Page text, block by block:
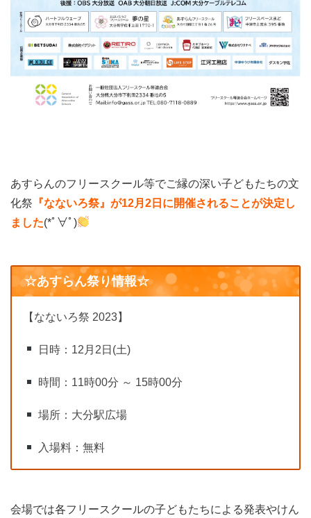
あすらんのフリースクール等でご縁の深い子どもたちの文
化祭 『なないろ祭』が12月2日に開催されることが決定し
ました(*ﾟ∀ﾟ)
☆あすらん祭り情報☆
【なないろ祭 2023】
日時：12月2日(土)
時間：11時00分 ～ 15時00分
場所：大分駅広場
入場料：無料
会場では各フリースクールの子どもたちによる発表やけん